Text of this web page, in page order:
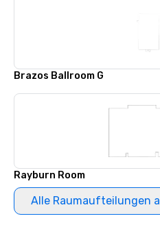
Brazos Ballroom G
Rayburn Room
Alle Raumaufteilungen